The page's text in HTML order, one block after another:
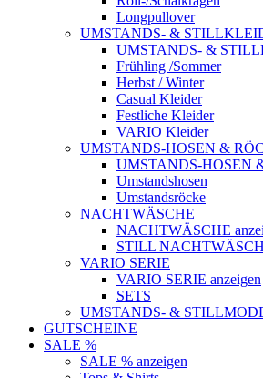
Longpullover
UMSTANDS- &
UMSTANDS- &
Frühling /Sommer
Herbst / Winter
Casual Kleider
Festliche Kleider
VARIO Kleider
UMSTANDS-HOSEN &
UMSTANDS-HOSEN
Umstandshosen
Umstandsröcke
NACHTWÄSCHE
NACHTWÄSCHE
STILL
VARIO SERIE
VARIO SERIE anzeigen
SETS
UMSTANDS- &
GUTSCHEINE
SALE %
SALE % anzeigen